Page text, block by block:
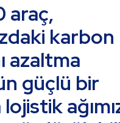
araç,
karbon
azaltma
güçlü bir